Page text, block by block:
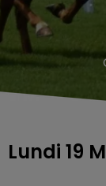
Lundi 19